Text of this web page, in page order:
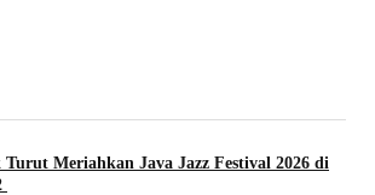
Turut Meriahkan Java Jazz Festival 2026 di